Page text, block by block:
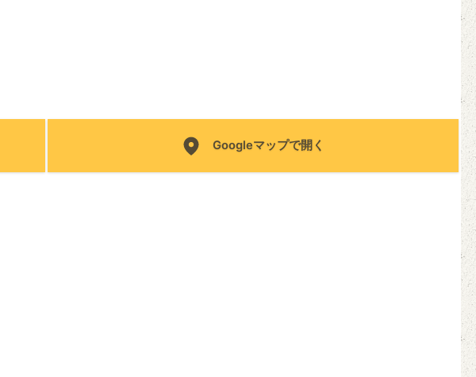
Googleマップで開く